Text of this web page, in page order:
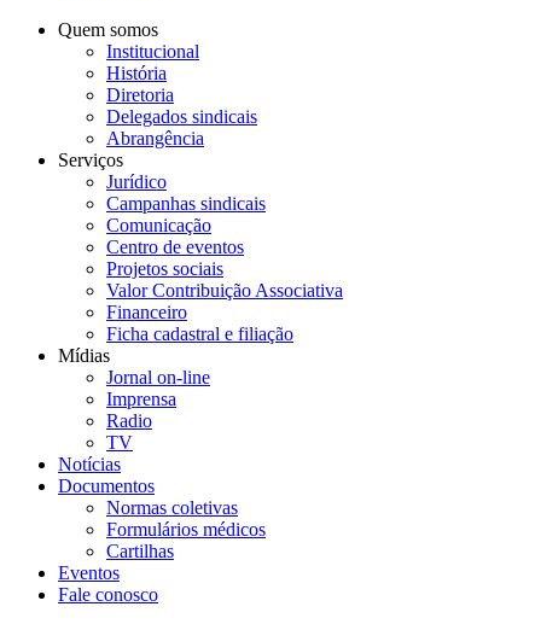
Quem somos
Institucional
História
Diretoria
Delegados sindicais
Abrangência
Serviços
Jurídico
Campanhas sindicais
Comunicação
Centro de eventos
Projetos sociais
Valor Contribuição Associativa
Financeiro
Ficha cadastral e filiação
Mídias
Jornal on-line
Imprensa
Radio
TV
Notícias
Documentos
Normas coletivas
Formulários médicos
Cartilhas
Eventos
Fale conosco